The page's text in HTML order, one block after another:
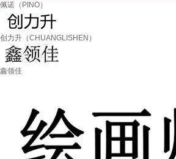
佩诺（PINO）
创力升（CHUANGLISHEN）
鑫领佳